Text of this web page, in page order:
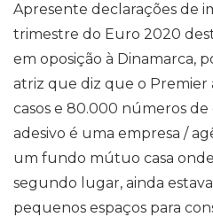
Apresente declarações de
trimestre do Euro 2020
em oposição à Dinamarca,
atriz que diz que o
casos e 80.000 números
adesivo é uma empresa /
um fundo mútuo casa
segundo lugar, ainda
pequenos espaços para